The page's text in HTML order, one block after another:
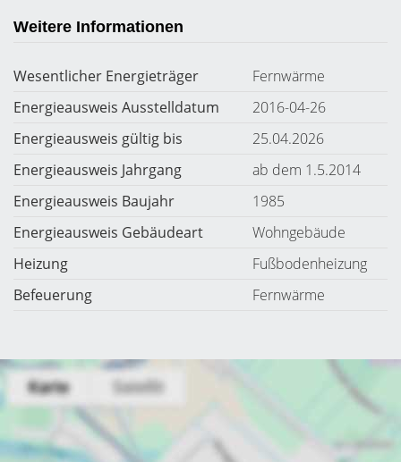
Weitere Informationen
Wesentlicher Energieträger
Fernwärme
Energieausweis Ausstelldatum
2016-04-26
Energieausweis gültig bis
25.04.2026
Energieausweis Jahrgang
ab dem 1.5.2014
Energieausweis Baujahr
1985
Energieausweis Gebäudeart
Wohngebäude
Heizung
Fußbodenheizung
Befeuerung
Fernwärme